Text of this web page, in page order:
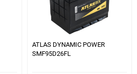
ATLAS DYNAMIC POWER
SMF95D26FL